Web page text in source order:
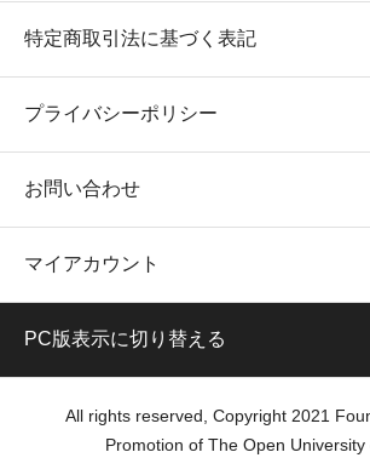
特定商取引法に基づく表記
プライバシーポリシー
お問い合わせ
マイアカウント
PC版表示に切り替える
All rights reserved, Copyright 2021
Promotion of The Open University